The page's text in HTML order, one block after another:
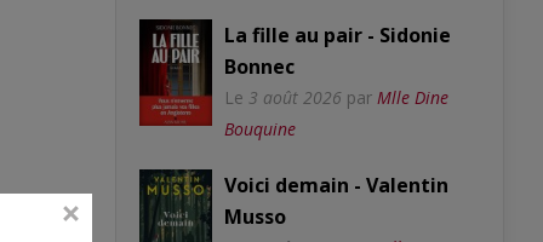
La fille au pair - Sidonie
Bonnec
Le 3 août 2026 par Mlle Dine
Bouquine
Voici demain - Valentin
Musso